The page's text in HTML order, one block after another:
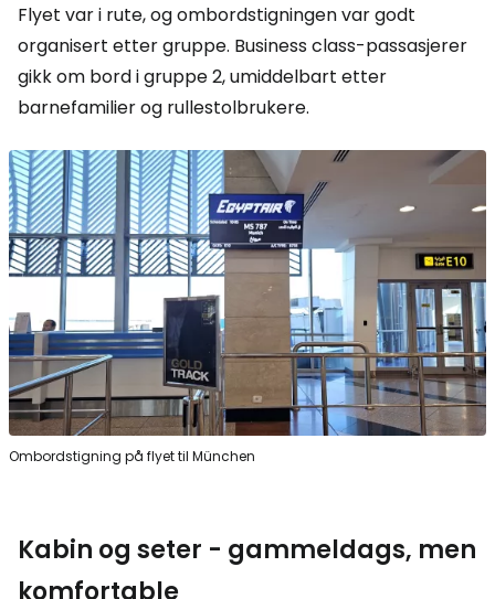
Flyet var i rute, og ombordstigningen var godt
organisert etter gruppe. Business class-passasjerer
gikk om bord i gruppe 2, umiddelbart etter
barnefamilier og rullestolbrukere.
Ombordstigning på flyet til München
Kabin og seter - gammeldags, men
komfortable